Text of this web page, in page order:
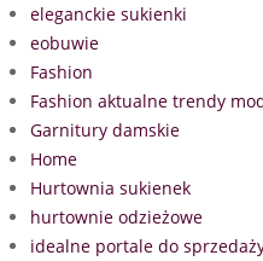
eleganckie sukienki
eobuwie
Fashion
Fashion aktualne trendy
Garnitury damskie
Home
Hurtownia sukienek
hurtownie odzieżowe
idealne portale do